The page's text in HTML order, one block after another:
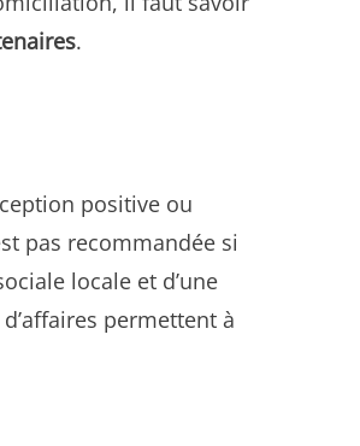
.
positive ou
pas recommandée si
locale et d’une
permettent à